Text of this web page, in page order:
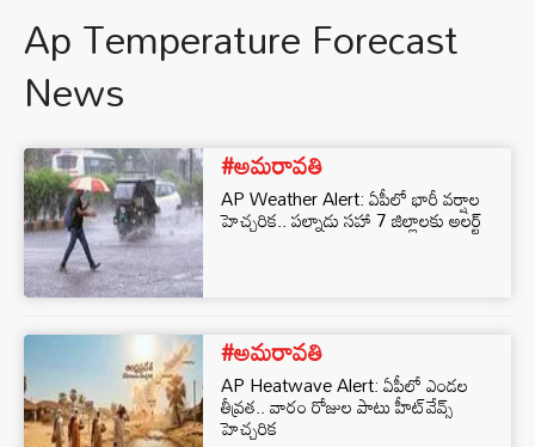
Ap Temperature Forecast
News
#అమరావతి
AP Weather Alert: ఏపీలో భారీ వర్షాల
హెచ్చరిక.. పల్నాడు సహా 7 జిల్లాలకు అలర్ట్
#అమరావతి
AP Heatwave Alert: ఏపీలో ఎండల
తీవ్రత.. వారం రోజుల పాటు హీట్‌వేవ్స్
హెచ్చరిక